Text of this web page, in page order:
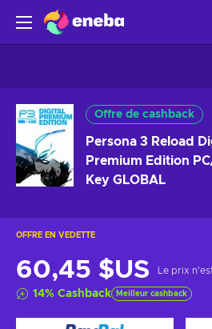
Offre de cashback
Persona 3 Reload
Premium Edition
Key GLOBAL
OFFRE EN VEDETTE
60,45 $US Le prix
14% Cashback Meilleur cashback